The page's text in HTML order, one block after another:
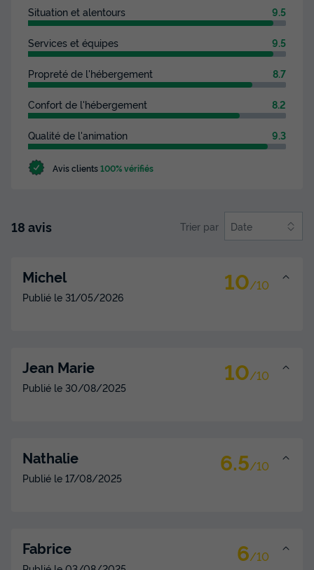
Situation et alentours 9.5
Services et équipes 9.5
Propreté de l'hébergement 8.7
Confort de l'hébergement 8.2
Qualité de l'animation 9.3
Avis clients100% vérifiés
18 avis Trier par Date
Michel 10/10
Publié le 31/05/2026
Jean Marie 10/10
Publié le 30/08/2025
Nathalie 6.5/10
Publié le 17/08/2025
Fabrice 6/10